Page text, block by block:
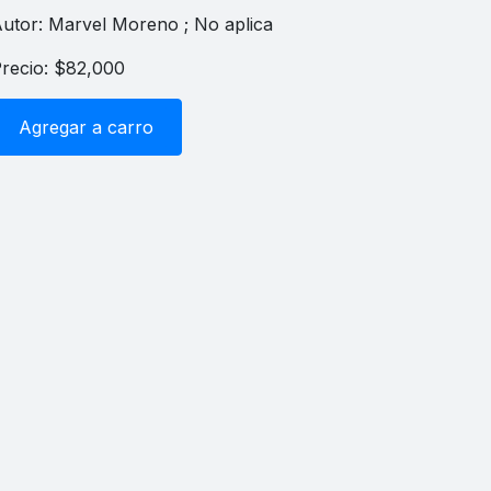
Marvel Moreno ; No aplica
$82,000
Agregar a carro